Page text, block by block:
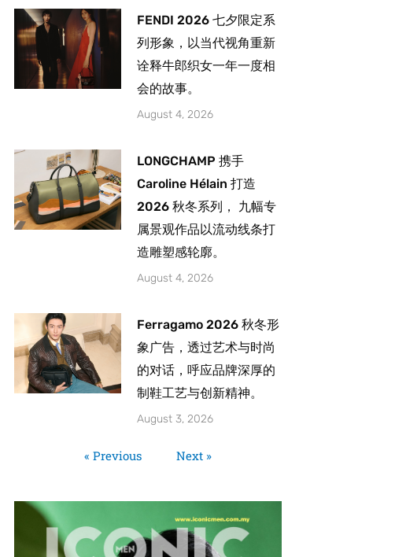
FENDI 2026 七夕限定系
列形象，以当代视角重新
诠释牛郎织女一年一度相
会的故事。
August 4, 2026
LONGCHAMP 携手
Caroline Hélain 打造
2026 秋冬系列， 九幅专
属景观作品以流动线条打
造雕塑感轮廓。
August 4, 2026
Ferragamo 2026 秋冬形
象广告，透过艺术与时尚
的对话，呼应品牌深厚的
制鞋工艺与创新精神。
August 3, 2026
« Previous Next »